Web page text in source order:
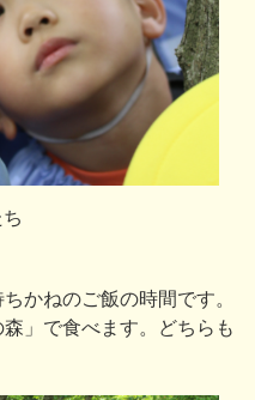
かねのご飯の時間です。
」で食べます。どちらも